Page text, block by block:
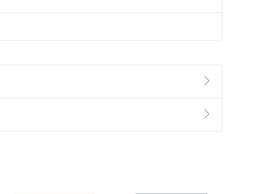
第2條第5款之規定，「非以有形媒介提供之數位